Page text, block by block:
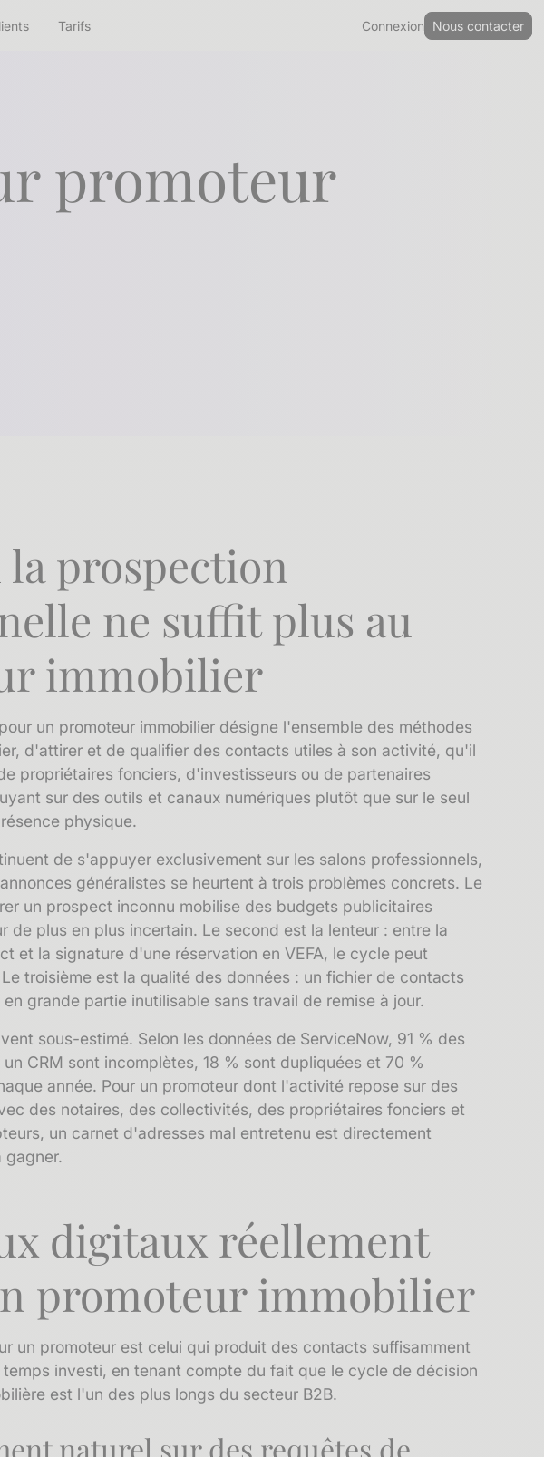
Tarifs Connexion Nous contacter
promoteur
prospection
ne suffit plus au
immobilier
un promoteur immobilier désigne l'ensemble des méthodes
d'attirer et de qualifier des contacts utiles à son activité, qu'il
propriétaires fonciers, d'investisseurs ou de partenaires
sur des outils et canaux numériques plutôt que sur le seul
physique.
de s'appuyer exclusivement sur les salons professionnels,
généralistes se heurtent à trois problèmes concrets. Le
un prospect inconnu mobilise des budgets publicitaires
de plus en plus incertain. Le second est la lenteur : entre la
et la signature d'une réservation en VEFA, le cycle peut
troisième est la qualité des données : un fichier de contacts
grande partie inutilisable sans travail de remise à jour.
sous-estimé. Selon les données de ServiceNow, 91 % des
un CRM sont incomplètes, 18 % sont dupliquées et 70 %
année. Pour un promoteur dont l'activité repose sur des
des notaires, des collectivités, des propriétaires fonciers et
un carnet d'adresses mal entretenu est directement
gagner.
digitaux réellement
promoteur immobilier
un promoteur est celui qui produit des contacts suffisamment
investi, en tenant compte du fait que le cycle de décision
est l'un des plus longs du secteur B2B.
naturel sur des requêtes de